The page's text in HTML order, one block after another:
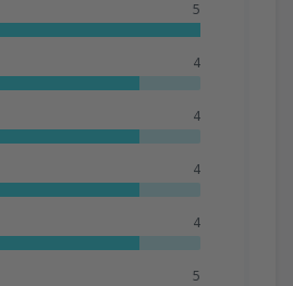
5
4
4
4
4
5